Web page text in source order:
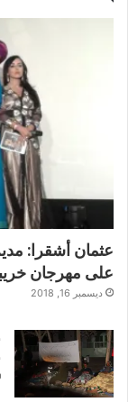
عثمان أشقرا:
على مهرجان
ديسمبر 16, 2018